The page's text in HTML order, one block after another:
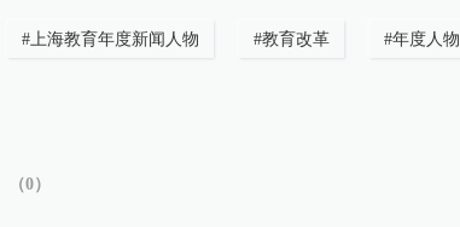
#上海教育年度新闻人物 #教育改革 #年度人物
（0）